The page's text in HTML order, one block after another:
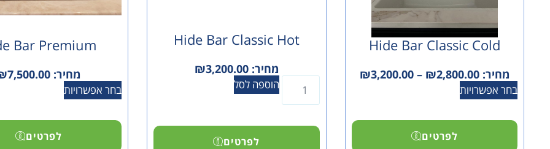
Hide Bar Classic Cold
מחיר: ₪2,800.00
–
₪3,200.00
בחר אפשרויות
לפרטים
Hide Bar Classic Hot
מחיר: ₪3,200.00
הוספה לסל
לפרטים
Bar Premium
מחיר: 7,500.00
בחר אפשרויות
לפרטים